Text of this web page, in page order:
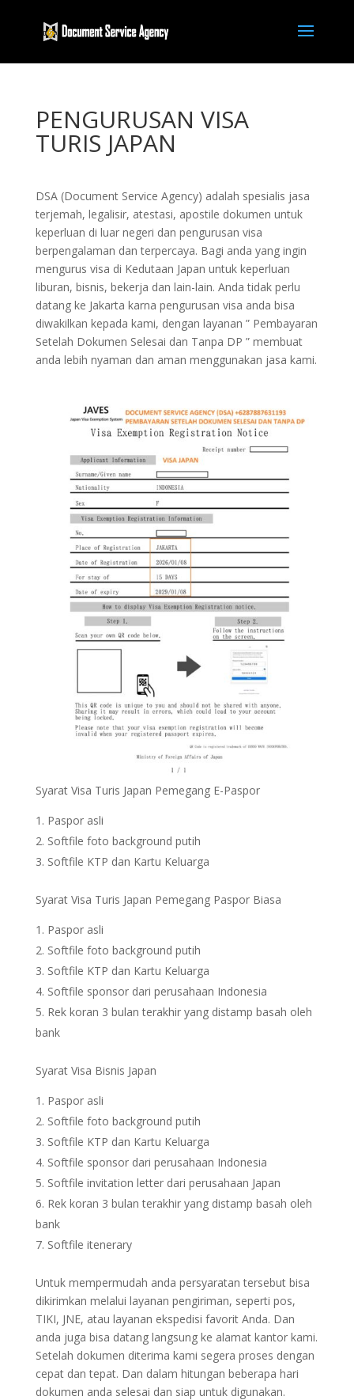
PENGURUSAN VISA
TURIS JAPAN
DSA (Document Service Agency) adalah spesialis jasa
terjemah, legalisir, atestasi, apostile dokumen untuk
keperluan di luar negeri dan pengurusan visa
berpengalaman dan terpercaya. Bagi anda yang ingin
mengurus visa di Kedutaan Japan untuk keperluan
liburan, bisnis, bekerja dan lain-lain. Anda tidak perlu
datang ke Jakarta karna pengurusan visa anda bisa
diwakilkan kepada kami, dengan layanan ” Pembayaran
Setelah Dokumen Selesai dan Tanpa DP ” membuat
anda lebih nyaman dan aman menggunakan jasa kami.
Syarat Visa Turis Japan Pemegang E-Paspor
Paspor asli
Softfile foto background putih
Softfile KTP dan Kartu Keluarga
Syarat Visa Turis Japan Pemegang Paspor Biasa
Paspor asli
Softfile foto background putih
Softfile KTP dan Kartu Keluarga
Softfile sponsor dari perusahaan Indonesia
Rek koran 3 bulan terakhir yang distamp basah oleh
bank
Syarat Visa Bisnis Japan
Paspor asli
Softfile foto background putih
Softfile KTP dan Kartu Keluarga
Softfile sponsor dari perusahaan Indonesia
Softfile invitation letter dari perusahaan Japan
Rek koran 3 bulan terakhir yang distamp basah oleh
bank
Softfile itenerary
Untuk mempermudah anda persyaratan tersebut bisa
dikirimkan melalui layanan pengiriman, seperti pos,
TIKI, JNE, atau layanan ekspedisi favorit Anda. Dan
anda juga bisa datang langsung ke alamat kantor kami.
Setelah dokumen diterima kami segera proses dengan
cepat dan tepat. Dan dalam hitungan beberapa hari
dokumen anda selesai dan siap untuk digunakan.